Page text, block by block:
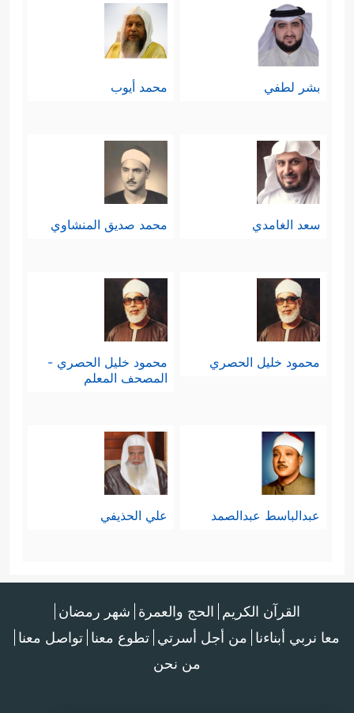
بشر لطفي محمد أيوب
سعد الغامدي محمد صديق المنشاوي
محمود خليل الحصري
محمود خليل الحصري -
المصحف المعلم
عبدالباسط عبدالصمد علي الحذيفي
القرآن الكريم الحج والعمرة شهر رمضان
معا نربي أبناءنا من أجل أسرتي تطوع معنا تواصل معنا
من نحن